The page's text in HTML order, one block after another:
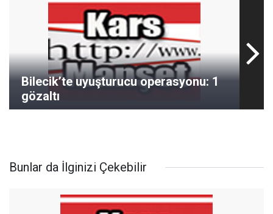
Bilecik’te uyuşturucu operasyonu: 1
gözaltı
Bunlar da İlginizi Çekebilir